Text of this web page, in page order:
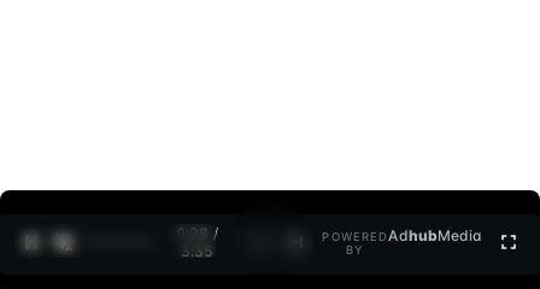
0:29 /
3:35
POWERED
BY
AdhubMedia